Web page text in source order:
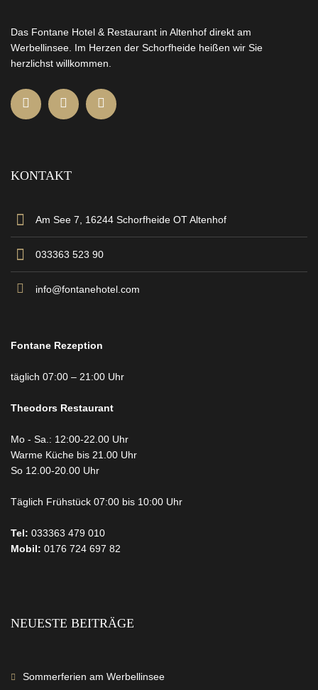
Das Fontane Hotel & Restaurant in Altenhof direkt am
Werbellinsee. Im Herzen der Schorfheide heißen wir Sie
herzlichst willkommen.
KONTAKT
Am See 7, 16244 Schorfheide OT Altenhof
033363 523 90
info@fontanehotel.com
Fontane Rezeption
täglich 07:00 – 21:00 Uhr
Theodors Restaurant
Mo - Sa.: 12:00-22.00 Uhr
Warme Küche bis 21.00 Uhr
So 12.00-20.00 Uhr
Täglich Frühstück 07:00 bis 10:00 Uhr
Tel: 033363 479 010
Mobil: 0176 724 697 82
NEUESTE BEITRÄGE
Sommerferien am Werbellinsee